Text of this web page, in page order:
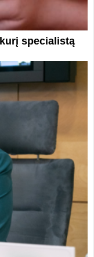
specialistą